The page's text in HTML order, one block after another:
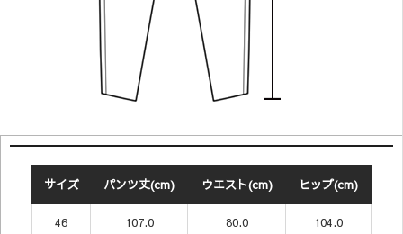
サイズ パンツ丈(cm) ウエスト(cm) ヒップ(cm)
46 107.0 80.0 104.0